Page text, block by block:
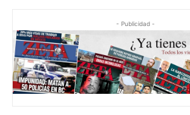
- Publicidad -